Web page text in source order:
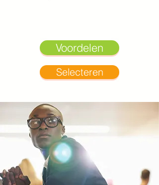
Voordelen
Selecteren